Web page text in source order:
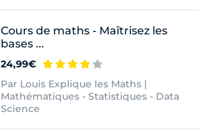
Cours de maths - Maîtrisez les
bases ...
24,99€
Par Louis Explique les Maths |
Mathématiques - Statistiques - Data
Science